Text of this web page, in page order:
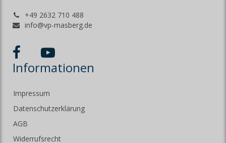
+49 2632 710 488
info@vp-masberg.de
Informationen
Impressum
Datenschutzerklärung
AGB
Widerrufsrecht